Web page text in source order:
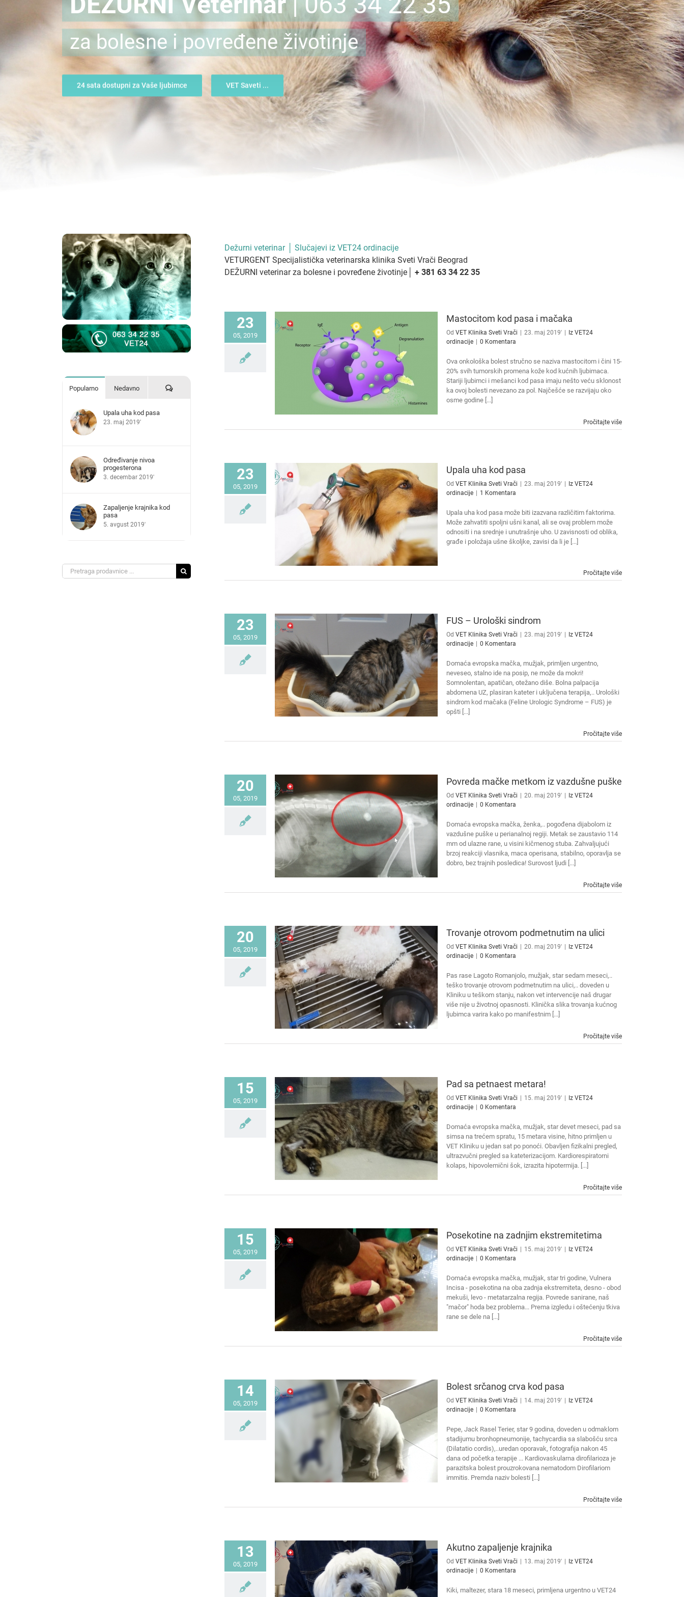
za bolesne i povređene životinje
24 sata dostupni za Vaše ljubimce VET Saveti ...
Dežurni veterinar │ Slučajevi iz VET24 ordinacije
VETURGENT Specijalistička veterinarska klinika Sveti Vrači Beograd
DEŽURNI veterinar za bolesne i povređene životinje│ + 381 63 34 22 35
23
05, 2019
Mastocitom kod pasa i mačaka
Od VET Klinika Sveti Vrači 23. maj 2019'
Iz VET24
ordinacije
0 Komentara
Ova onkološka bolest stručno se naziva mastocitom i čini 15-
20% svih tumorskih promena kože kod kućnih ljubimaca.
Stariji ljubimci i mešanci kod pasa imaju nešto veću sklonost
ka ovoj bolesti nevezano za pol. Najčešće se razvijaju oko
osme godine [...]
Pročitajte više
23
05, 2019
Upala uha kod pasa
Od VET Klinika Sveti Vrači 23. maj 2019'
Iz VET24
ordinacije
1 Komentara
Upala uha kod pasa može biti izazvana različitim faktorima.
Može zahvatiti spoljni ušni kanal, ali se ovaj problem može
odnositi i na srednje i unutrašnje uho. U zavisnosti od oblika,
građe i položaja ušne školjke, zavisi da li je [...]
Pročitajte više
23
05, 2019
FUS – Urološki sindrom
Od VET Klinika Sveti Vrači 23. maj 2019'
Iz VET24
ordinacije
0 Komentara
Domaća evropska mačka, mužjak, primljen urgentno,
neveseo, stalno ide na posip, ne može da mokri!
Somnolentan, apatičan, otežano diše. Bolna palpacija
abdomena UZ, plasiran kateter i uključena terapija,.. Urološki
sindrom kod mačaka (Feline Urologic Syndrome – FUS) je
opšti [...]
Pročitajte više
20
05, 2019
Povreda mačke metkom iz vazdušne puške
Od VET Klinika Sveti Vrači 20. maj 2019'
Iz VET24
ordinacije
0 Komentara
Domaća evropska mačka, ženka,.. pogođena dijabolom iz
vazdušne puške u perianalnoj regiji. Metak se zaustavio 114
mm od ulazne rane, u visini kičmenog stuba. Zahvaljujući
brzoj reakciji vlasnika, maca operisana, stabilno, oporavlja se
dobro, bez trajnih posledica! Surovost ljudi [...]
Pročitajte više
20
05, 2019
Trovanje otrovom podmetnutim na ulici
Od VET Klinika Sveti Vrači 20. maj 2019'
Iz VET24
ordinacije
0 Komentara
Pas rase Lagoto Romanjolo, mužjak, star sedam meseci,..
teško trovanje otrovom podmetnutim na ulici,.. doveden u
Kliniku u teškom stanju, nakon vet intervencije naš drugar
više nije u životnoj opasnosti. Klinička slika trovanja kućnog
ljubimca varira kako po manifestnim [...]
Pročitajte više
15
05, 2019
Pad sa petnaest metara!
Od VET Klinika Sveti Vrači 15. maj 2019'
Iz VET24
ordinacije
0 Komentara
Domaća evropska mačka, mužjak, star devet meseci, pad sa
simsa na trećem spratu, 15 metara visine, hitno primljen u
VET Kliniku u jedan sat po ponoći. Obavljen fizikalni pregled,
ultrazvučni pregled sa kateterizacijom. Kardiorespiratorni
kolaps, hipovolemični šok, izrazita hipotermija. [...]
Pročitajte više
15
05, 2019
Posekotine na zadnjim ekstremitetima
Od VET Klinika Sveti Vrači 15. maj 2019'
Iz VET24
ordinacije
0 Komentara
Domaća evropska mačka, mužjak, star tri godine, Vulnera
Incisa - posekotina na oba zadnja ekstremiteta, desno - obod
mekuši, levo - metatarzalna regija. Povrede sanirane, naš
"mačor" hoda bez problema... Prema izgledu i oštećenju tkiva
rane se dele na [...]
Pročitajte više
14
05, 2019
Bolest srčanog crva kod pasa
Od VET Klinika Sveti Vrači 14. maj 2019'
Iz VET24
ordinacije
0 Komentara
Pepe, Jack Rasel Terier, star 9 godina, doveden u odmaklom
stadijumu bronhopneumonije, tachycardia sa slabošću srca
(Dilatatio cordis),..uredan oporavak, fotografija nakon 45
dana od početka terapije ... Kardiovaskularna dirofilarioza je
parazitska bolest prouzrokovana nematodom Dirofilariom
immitis. Premda naziv bolesti [...]
Pročitajte više
13
05, 2019
Akutno zapaljenje krajnika
Od VET Klinika Sveti Vrači 13. maj 2019'
Iz VET24
ordinacije
0 Komentara
Kiki, maltezer, stara 18 meseci, primljena urgentno u VET24
Popularno Nedavno Komentari
Upala uha kod pasa
23. maj 2019'
Određivanje nivoa
progesterona
3. decembar 2019'
Zapaljenje krajnika kod
pasa
5. avgust 2019'
Search
for: